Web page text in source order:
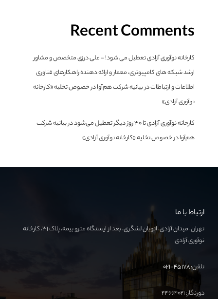
Recent Comments
کارخانه نوآوری آزادی تعطیل می شود! - علی درزی متخصص و مشاور
ارشد شبکه های کامپیوتری، معمار و ارائه دهنده راهکارهای فناوری
اطلاعات و ارتباطاتدربیانیه شرکت هم‌آوا در خصوص تخلیه «کارخانه
نوآوری آزادی»
کارخانه نوآوری آزادی تا ۳۰ روز دیگر تعطیل می‌شود دربیانیه شرکت
هم‌آوا در خصوص تخلیه «کارخانه نوآوری آزادی»
ارتباط با ما
تهران، میدان آزادی، اتوبان لشگری، بعد از ایستگاه مترو بیمه، پلاک ۳۱، کارخانه
نوآوری آزادی
تلفن:۴۵۱۷۸-۰۲۱
دورنگار: ۴۴۶۶۴۰۲۱